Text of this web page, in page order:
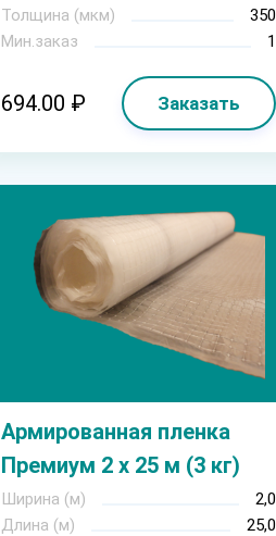
Толщина (мкм)
350
Мин.заказ
1
694.00 ₽ Заказать
Армированная пленка
Премиум 2 х 25 м (3 кг)
Ширина (м)
2,0
Длина (м)
25,0